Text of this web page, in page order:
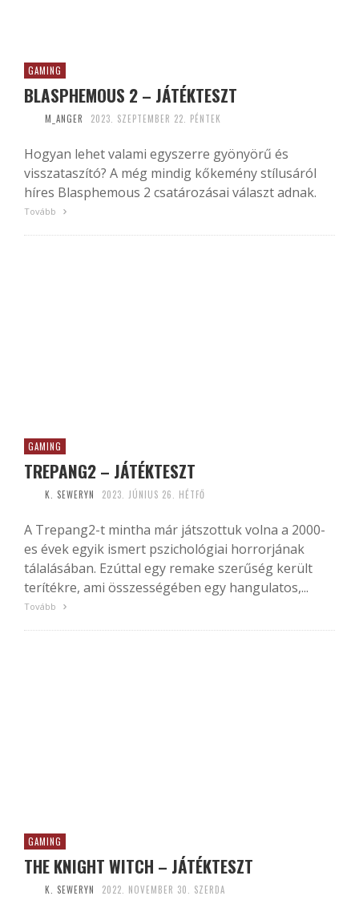
GAMING
BLASPHEMOUS 2 – JÁTÉKTESZT
M_ANGER 2023. SZEPTEMBER 22. PÉNTEK
Hogyan lehet valami egyszerre gyönyörű és
visszataszító? A még mindig kőkemény stílusáról
híres Blasphemous 2 csatározásai választ adnak.
Tovább
GAMING
TREPANG2 – JÁTÉKTESZT
K. SEWERYN 2023. JÚNIUS 26. HÉTFŐ
A Trepang2-t mintha már játszottuk volna a 2000-
es évek egyik ismert pszichológiai horrorjának
tálalásában. Ezúttal egy remake szerűség került
terítékre, ami összességében egy hangulatos,...
Tovább
GAMING
THE KNIGHT WITCH – JÁTÉKTESZT
K. SEWERYN 2022. NOVEMBER 30. SZERDA